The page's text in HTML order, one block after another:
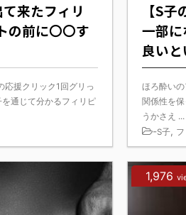
来たフィリ
の前に〇〇す
応援クリック1回グリっ
通じて分かるフィリピ
【S
一部
良い
ほろ酔い
関係性を
うかさえ ...
-S子,
1,976